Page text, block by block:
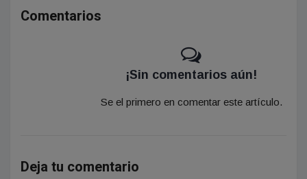
Comentarios
¡Sin comentarios aún!
Se el primero en comentar este artículo.
Deja tu comentario